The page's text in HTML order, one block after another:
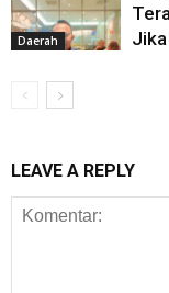
Daerah
LEAVE A REPLY